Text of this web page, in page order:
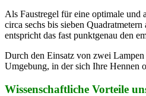
Als Faustregel für eine optimale und
circa sechs bis sieben
entspricht das fast punktgenau den
Durch den Einsatz von zwei
Umgebung, in der sich Ihre Hennen
Wissenschaftliche Vorteile